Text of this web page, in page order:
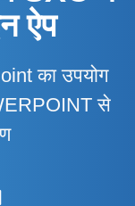
ऐप
का उपयोग
से